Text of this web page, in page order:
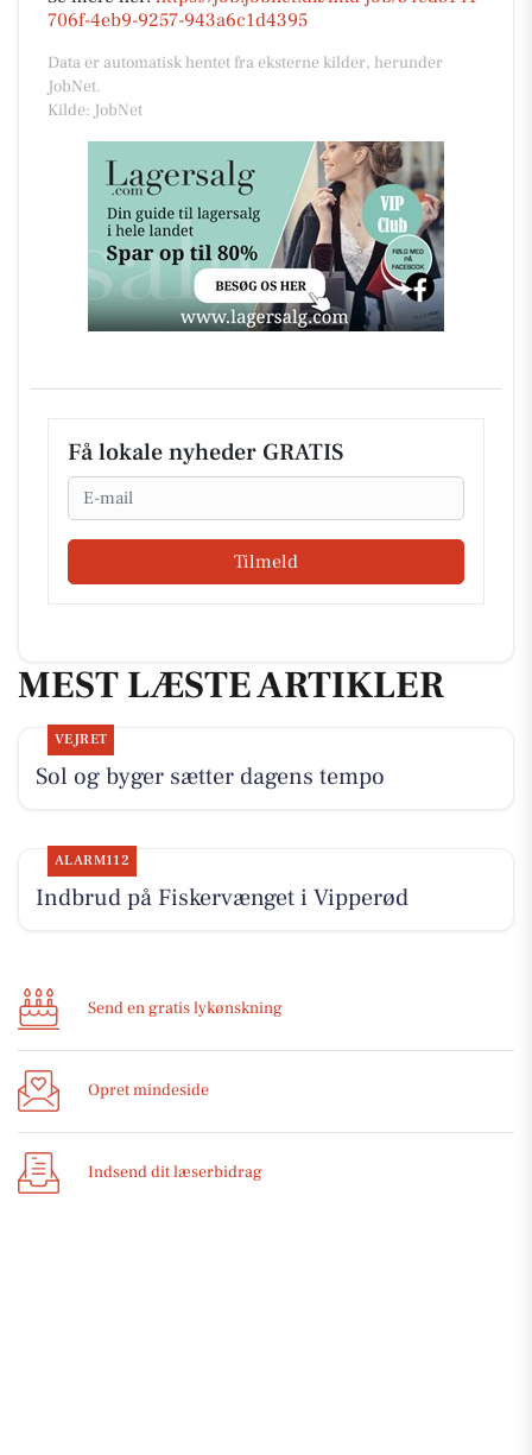
706f-4eb9-9257-943a6c1d4395
Data er automatisk hentet fra eksterne kilder, herunder
JobNet.
Kilde: JobNet
Få lokale nyheder GRATIS
Email
Tilmeld
MEST LÆSTE ARTIKLER
VEJRET
Sol og byger sætter dagens tempo
ALARM112
Indbrud på Fiskervænget i Vipperød
Send en gratis lykønskning
Opret mindeside
Indsend dit læserbidrag